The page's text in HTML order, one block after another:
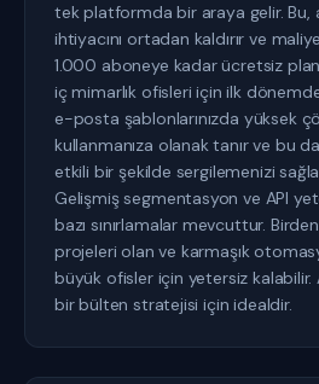
tek platformda bir araya gelir. Bu,
ihtiyacını ortadan kaldırır ve
1.000 aboneye kadar ücretsiz
iç mimarlık ofisleri için ilk
e-posta şablonlarınızda yüksek
kullanmanıza olanak tanır ve bu
etkili bir şekilde sergilemenizi
Gelişmiş segmentasyon ve API
bazı sınırlamalar mevcuttur.
projeleri olan ve karmaşık
büyük ofisler için yetersiz
bir bülten stratejisi için idealdir.